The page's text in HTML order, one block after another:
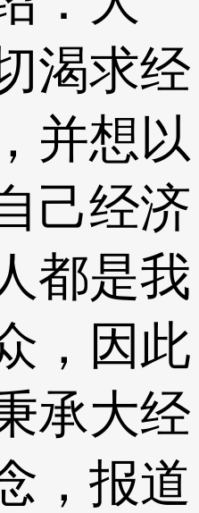
渴求经
并想以
己经济
都是我
，因此
承大经
，报道